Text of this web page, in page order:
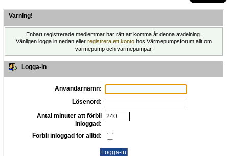
Varning!
Enbart registrerade medlemmar har rätt att komma åt denna avdelning.
Vänligen logga in nedan eller registrera ett konto hos Värmepumpsforum allt om
värmepump och värmepumpar.
Logga-in
Användarnamn:
Lösenord:
Antal minuter att förbli
inloggad:
Förbli inloggad för alltid: